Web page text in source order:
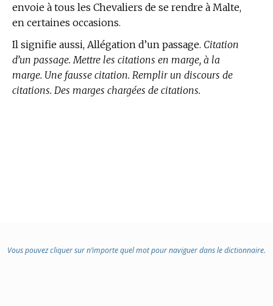
envoie à tous les Chevaliers de se rendre à Malte,
en certaines occasions.
Il signifie aussi, Allégation d’un passage. Citation
d’un passage. Mettre les citations en marge, à la
marge. Une fausse citation. Remplir un discours de
citations. Des marges chargées de citations.
Vous pouvez cliquer sur n’importe quel mot pour naviguer dans le dictionnaire.